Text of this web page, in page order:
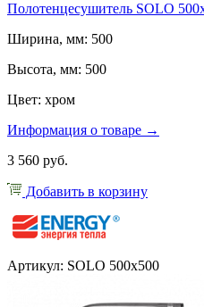
Полотенцесушитель SOLO
Ширина, мм: 500
Высота, мм: 500
Цвет: хром
Информация о товаре →
3 560 руб.
Добавить в корзину
Артикул: SOLO 500x500